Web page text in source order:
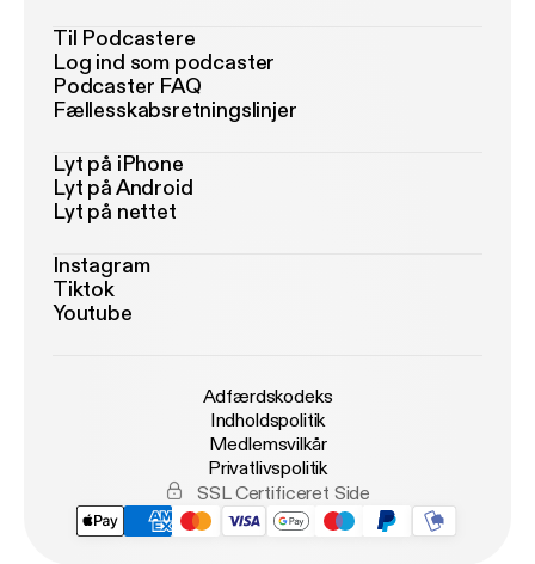
Til Podcastere
Log ind som podcaster
Podcaster FAQ
Fællesskabsretningslinjer
Lyt på iPhone
Lyt på Android
Lyt på nettet
Instagram
Tiktok
Youtube
Adfærdskodeks
Indholdspolitik
Medlemsvilkår
Privatlivspolitik
SSL Certificeret Side